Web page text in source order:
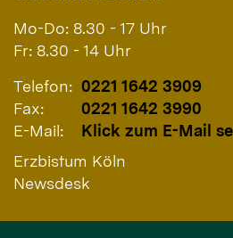
Mo-Do: 8.30 - 17 Uhr
Fr: 8.30 - 14 Uhr
Telefon: 0221 1642 3909
Fax:
0221 1642 3990
E-Mail:
Klick zum E-Mail
Erzbistum Köln
Newsdesk